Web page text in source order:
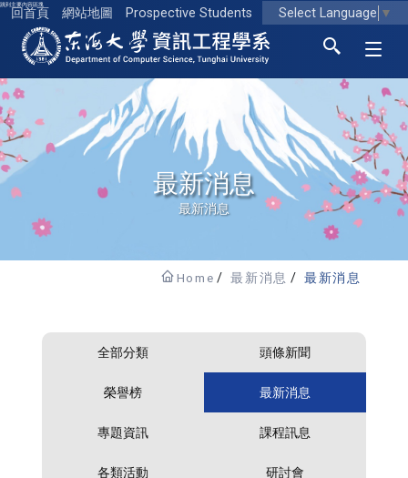
跳到主要內容區塊
回首頁 網站地圖 Prospective Students Select Language ▼
東海大學logo
最新消息
最新消息
Home 最新消息 最新消息
全部分類 頭條新聞
榮譽榜 最新消息
專題資訊 課程訊息
各類活動 研討會